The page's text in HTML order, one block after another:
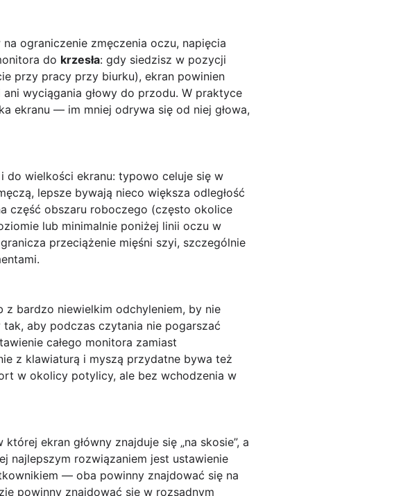
ograniczenie zmęczenia oczu, napięcia
do krzesła: gdy siedzisz w pozycji
przy pracy przy biurku), ekran powinien
wyciągania głowy do przodu. W praktyce
ekranu — im mniej odrywa się od niej głowa,
wielkości ekranu: typowo celuje się w
lepsze bywają nieco większa odległość
część obszaru roboczego (często okolice
lub minimalnie poniżej linii oczu w
przeciążenie mięśni szyi, szczególnie
z bardzo niewielkim odchyleniem, by nie
aby podczas czytania nie pogarszać
całego monitora zamiast
z klawiaturą i myszą przydatne bywa też
w okolicy potylicy, ale bez wchodzenia w
ekran główny znajduje się „na skosie”, a
najlepszym rozwiązaniem jest ustawienie
— oba powinny znajdować się na
powinny znajdować się w rozsądnym